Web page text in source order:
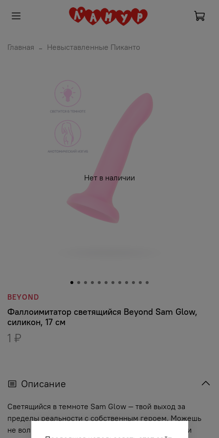
Главная Невыставленные Пиканто
Нет в наличии
BEYOND
Фаллоимитатор светящийся Beyond Sam Glow,
силикон, 17 см
1 ₽
Описание
Светящийся в темноте Sam Glow — твой выход за
пределы реальности с собственным героем. Можешь
не волноваться! Он спасет тебя от скучных ночей и